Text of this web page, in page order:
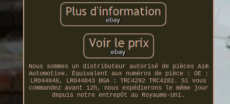
Nous sommes un distributeur autorisé de pièces Aim
Automotive. Équivalent aux numéros de pièce : OE :
LR044846, LR044843 BGA : TRC4292 TRC4282. Si vous
commandez avant 12h, nous expédierons le même jour
depuis notre entrepôt au Royaume-Uni.